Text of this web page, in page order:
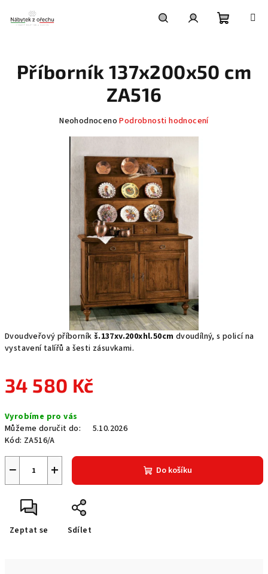
obsah
košík
Dvoudveřový příborník š.137xv.200xhl.50cm dvoudílný, s policí na
vystavení talířů a šesti zásuvkami.
34 580 Kč
cena:
Vyrobíme pro vás
Můžeme doručit do:
5.10.2026
Kód: ZA516/A
+
− Do košíku
Zeptat se Sdílet
Příborník 137x200x50 cm
ZA516
Průměrné
hvězdiček.
Neohodnoceno Podrobnosti hodnocení